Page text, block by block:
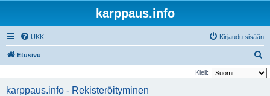
karppaus.info
UKK Kirjaudu sisään
Etusivu
t
Kieli:
karppaus.info - Rekisteröityminen